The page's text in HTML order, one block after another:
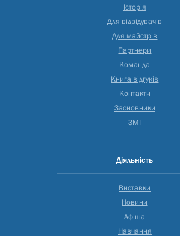
Історія
Для відвідувачів
Для майстрів
Партнери
Команда
Книга відгуків
Контакти
Засновники
ЗМІ
Діяльність
Виставки
Новини
Афіша
Навчання